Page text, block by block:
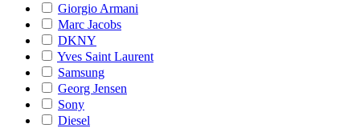
Giorgio Armani
Marc Jacobs
DKNY
Yves Saint Laurent
Samsung
Georg Jensen
Sony
Diesel